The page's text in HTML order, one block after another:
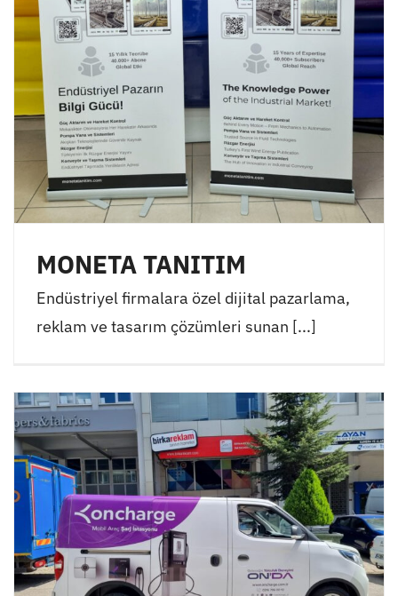
MONETA TANITIM
Endüstriyel firmalara özel dijital pazarlama,
reklam ve tasarım çözümleri sunan [...]